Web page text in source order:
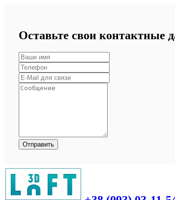
Оставьте свои контактные
Отправить